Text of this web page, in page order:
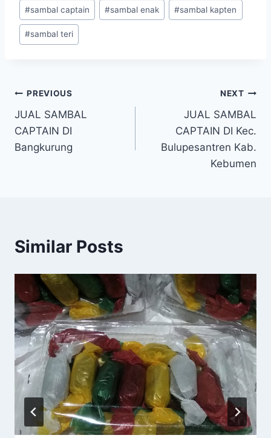
#sambal captain #sambal enak #sambal kapten
#sambal teri
PREVIOUS
JUAL SAMBAL
CAPTAIN DI
Bangkurung
NEXT
JUAL SAMBAL
CAPTAIN DI Kec.
Bulupesantren Kab.
Kebumen
Similar Posts